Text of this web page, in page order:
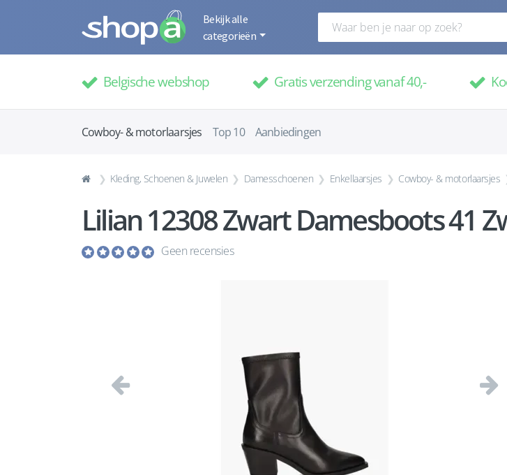
Bekijk alle
categorieën
Belgische webshop Gratis verzending vanaf 40,-
Cowboy- & motorlaarsjes Top 10 Aanbiedingen
Kleding, Schoenen & Juwelen Damesschoenen Enkellaarsjes Cowboy- & motorlaarsjes
Lilian 12308 Zwart Damesboots 41
Geen recensies
Vorige